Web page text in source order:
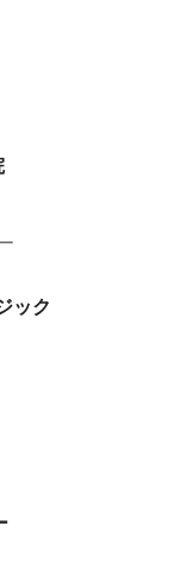
ック